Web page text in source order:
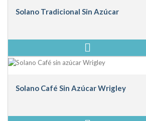
Solano Tradicional Sin Azúcar
Solano Café Sin Azúcar Wrigley